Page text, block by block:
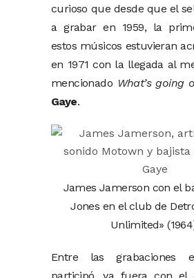
curioso que desde que el
a grabar en 1959, la
estos músicos estuvieran
en 1971 con la llegada al
mencionado What’s going
Gaye.
James Jamerson con el
Jones en el club de
Unlimited»
Entre las grabaciones